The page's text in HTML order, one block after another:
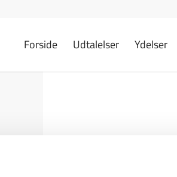
Forside Udtalelser Ydelser